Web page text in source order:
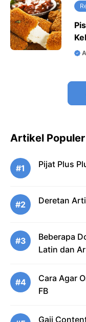
Artikel Populer
#1 Pijat Plus
#2 Deretan
#3
Beberapa
Latin dan
#4
Cara Agar
FB
Gaji